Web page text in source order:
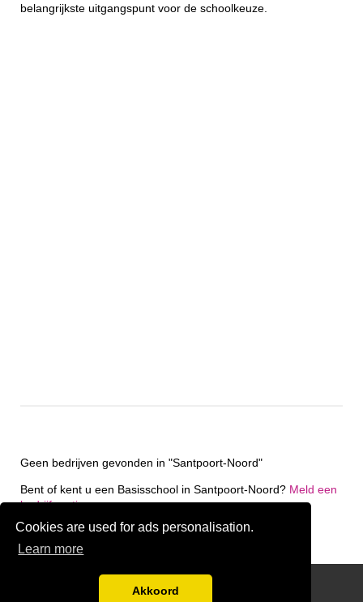
Cookies are used for ads personalisation.
Learn more
Akkoord
belangrijkste uitgangspunt voor de schoolkeuze.
Geen bedrijven gevonden in "Santpoort-Noord"
Bent of kent u een Basisschool in Santpoort-Noord? Meld een
bedrijf gratis aan